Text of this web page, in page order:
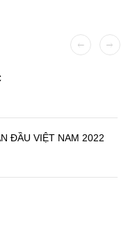
ĐẦU VIỆT NAM 2022